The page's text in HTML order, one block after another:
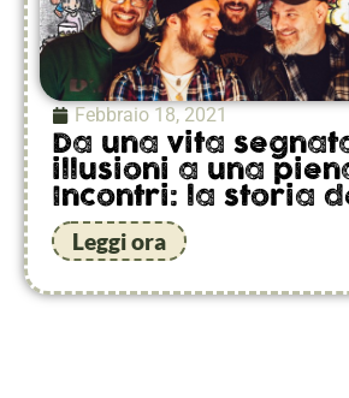
Febbraio 18, 2021
Da una vita
illusioni a una
Incontri: la storia
Leggi ora